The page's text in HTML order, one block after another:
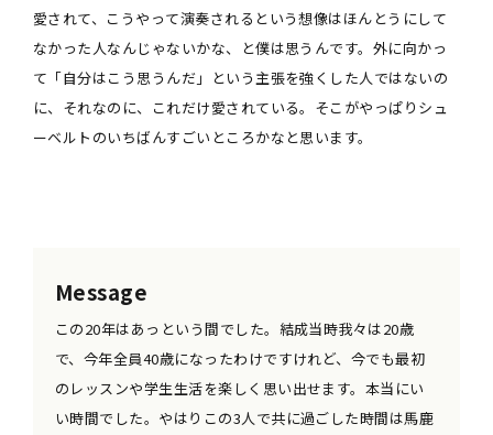
愛されて、こうやって演奏されるという想像はほんとうにして
なかった人なんじゃないかな、と僕は思うんです。外に向かっ
て「自分はこう思うんだ」という主張を強くした人ではないの
に、それなのに、これだけ愛されている。そこがやっぱりシュ
ーベルトのいちばんすごいところかなと思います。
Message
この20年はあっという間でした。結成当時我々は20歳
で、今年全員40歳になったわけですけれど、今でも最初
のレッスンや学生生活を楽しく思い出せます。本当にい
い時間でした。やはりこの3人で共に過ごした時間は馬鹿